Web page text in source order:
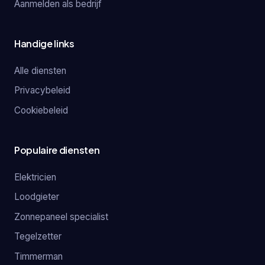
Aanmelden als bedrijf
Handige links
Alle diensten
Privacybeleid
Cookiebeleid
Populaire diensten
Elektricien
Loodgieter
Zonnepaneel specialist
Tegelzetter
Timmerman